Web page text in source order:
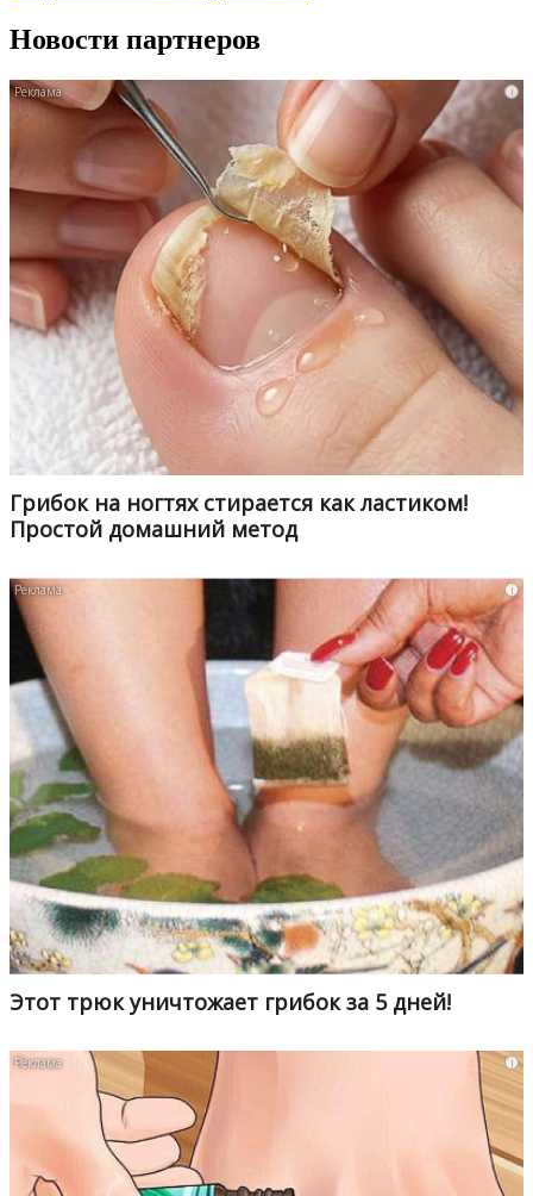
Новости партнеров
i
Грибок на ногтях стирается как ластиком!
Простой домашний метод
i
Этот трюк уничтожает грибок за 5 дней!
i